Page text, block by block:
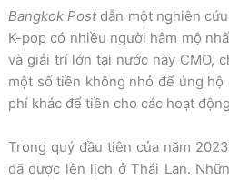
Bangkok Postdẫn một nghiên
K-pop có nhiều người hâm mộ
và giải trí lớn tại nước này CMO,
một số tiền không nhỏ để ủng
phí khác để tiền cho các hoạt
Trong quý đầu tiên của năm
đã được lên lịch ở Thái Lan.